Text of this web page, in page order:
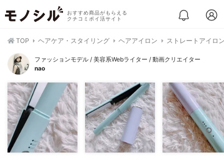
おすすめ商品がもらえる
クチコミポイ活サイト
TOP ヘアケア・スタイリング ヘアアイロン ストレートアイロ
ファッションモデル / 美容系Webライター / 動画クリエイター
nao